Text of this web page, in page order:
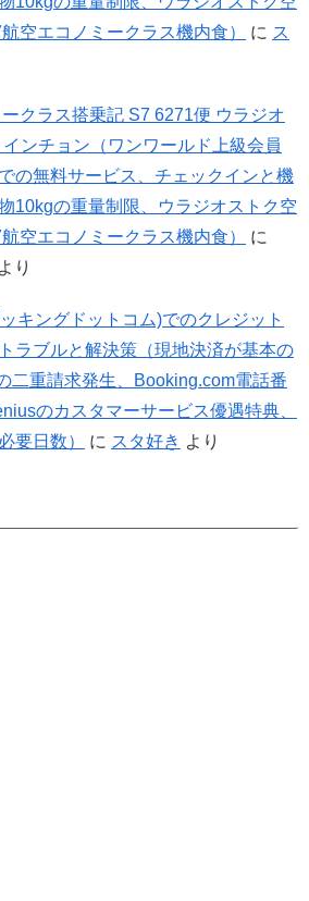
空エコノミークラス機内食）
に ス
クラス搭乗記 S7 6271便 ウラジオ
ンチョン（ワンワールド上級会員
の無料サービス、チェックインと機
10kgの重量制限、ウラジオストク空
空エコノミークラス機内食）
に
より
キングドットコム)でのクレジット
ラブルと解決策（現地決済が基本の
二重請求発生、Booking.com電話番
のカスタマーサービス優遇特典、
要日数）
に スタ好き より